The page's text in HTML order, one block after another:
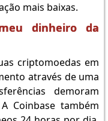
mais baixas.
dinheiro da
criptomoedas em
através de uma
demoram
Coinbase também